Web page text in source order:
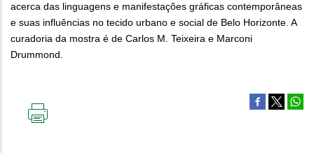
acerca das linguagens e manifestações gráficas contemporâneas
e suas influências no tecido urbano e social de Belo Horizonte. A
curadoria da mostra é de Carlos M. Teixeira e Marconi
Drummond.